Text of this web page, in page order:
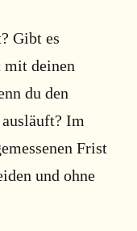
Gibt es
mit deinen
du den
Im
Frist
und ohne